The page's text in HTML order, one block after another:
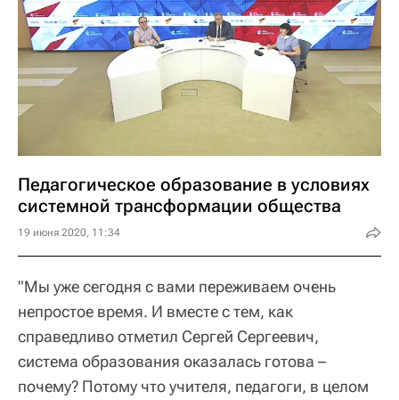
Педагогическое образование в условиях
системной трансформации общества
19 июня 2020, 11:34
"Мы уже сегодня с вами переживаем очень
непростое время. И вместе с тем, как
справедливо отметил Сергей Сергеевич,
система образования оказалась готова –
почему? Потому что учителя, педагоги, в целом